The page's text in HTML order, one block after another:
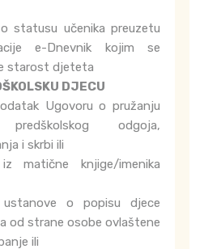
statusu učenika preuzetu
e-Dnevnik kojim se
starost djeteta
DJECU
Ugovoru o pružanju
odgoja,
i skrbi ili
matične knjige/imenika
o popisu djece
od strane osobe ovlaštene
ili